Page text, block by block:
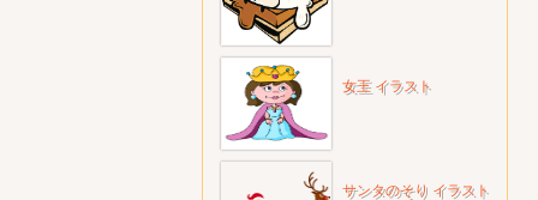
女王 イラスト
サンタのそり イラスト